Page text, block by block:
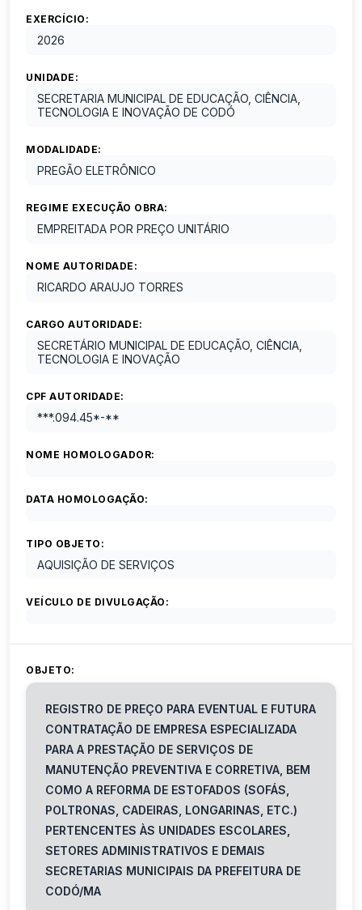
EXERCÍCIO:
2026
UNIDADE:
SECRETARIA MUNICIPAL DE EDUCAÇÃO, CIÊNCIA,
TECNOLOGIA E INOVAÇÃO DE CODÓ
MODALIDADE:
PREGÃO ELETRÔNICO
REGIME EXECUÇÃO OBRA:
EMPREITADA POR PREÇO UNITÁRIO
NOME AUTORIDADE:
RICARDO ARAUJO TORRES
CARGO AUTORIDADE:
SECRETÁRIO MUNICIPAL DE EDUCAÇÃO, CIÊNCIA,
TECNOLOGIA E INOVAÇÃO
CPF AUTORIDADE:
***.094.45*-**
NOME HOMOLOGADOR:
DATA HOMOLOGAÇÃO:
TIPO OBJETO:
AQUISIÇÃO DE SERVIÇOS
VEÍCULO DE DIVULGAÇÃO:
OBJETO:
REGISTRO DE PREÇO PARA EVENTUAL E FUTURA
CONTRATAÇÃO DE EMPRESA ESPECIALIZADA
PARA A PRESTAÇÃO DE SERVIÇOS DE
MANUTENÇÃO PREVENTIVA E CORRETIVA, BEM
COMO A REFORMA DE ESTOFADOS (SOFÁS,
POLTRONAS, CADEIRAS, LONGARINAS, ETC.)
PERTENCENTES ÀS UNIDADES ESCOLARES,
SETORES ADMINISTRATIVOS E DEMAIS
SECRETARIAS MUNICIPAIS DA PREFEITURA DE
CODÓ/MA